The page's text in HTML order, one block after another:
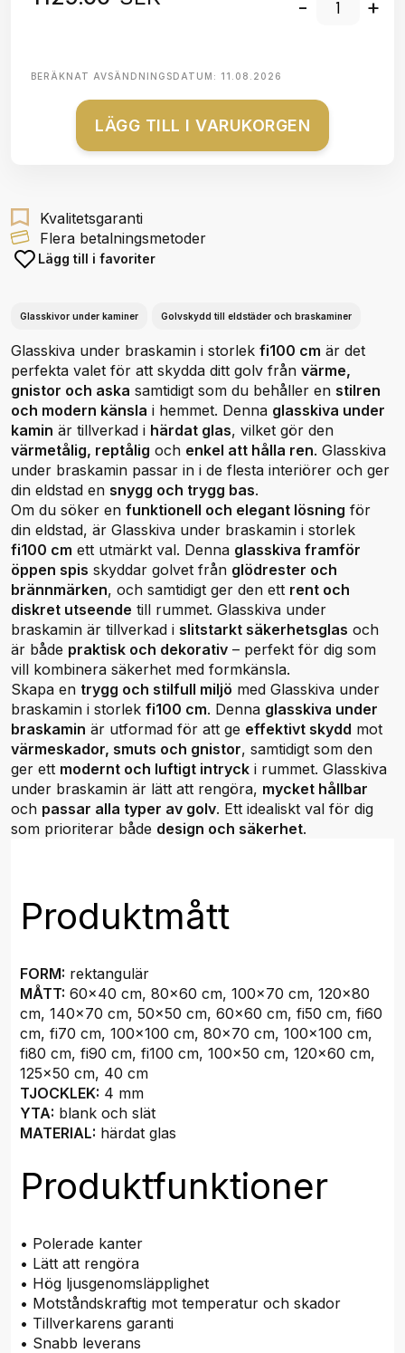
- +
BERÄKNAT AVSÄNDNINGSDATUM: 11.08.2026
LÄGG TILL I VARUKORGEN
Kvalitetsgaranti
Flera betalningsmetoder
Lägg till i favoriter
Glasskivor under kaminer Golvskydd till eldstäder och braskaminer
Glasskiva under braskamin i storlek fi100 cm är det
perfekta valet för att skydda ditt golv från värme,
gnistor och aska samtidigt som du behåller en stilren
och modern känsla i hemmet. Denna glasskiva under
kamin är tillverkad i härdat glas, vilket gör den
värmetålig, reptålig och enkel att hålla ren. Glasskiva
under braskamin passar in i de flesta interiörer och ger
din eldstad en snygg och trygg bas.
Om du söker en funktionell och elegant lösning för
din eldstad, är Glasskiva under braskamin i storlek
fi100 cm ett utmärkt val. Denna glasskiva framför
öppen spis skyddar golvet från glödrester och
brännmärken, och samtidigt ger den ett rent och
diskret utseende till rummet. Glasskiva under
braskamin är tillverkad i slitstarkt säkerhetsglas och
är både praktisk och dekorativ – perfekt för dig som
vill kombinera säkerhet med formkänsla.
Skapa en trygg och stilfull miljö med Glasskiva under
braskamin i storlek fi100 cm. Denna glasskiva under
braskamin är utformad för att ge effektivt skydd mot
värmeskador, smuts och gnistor, samtidigt som den
ger ett modernt och luftigt intryck i rummet. Glasskiva
under braskamin är lätt att rengöra, mycket hållbar
och passar alla typer av golv. Ett idealiskt val för dig
som prioriterar både design och säkerhet.
Produktmått
FORM: rektangulär
MÅTT: 60x40 cm, 80x60 cm, 100x70 cm, 120x80
cm, 140x70 cm, 50x50 cm, 60x60 cm, fi50 cm, fi60
cm, fi70 cm, 100x100 cm, 80x70 cm, 100x100 cm,
fi80 cm, fi90 cm, fi100 cm, 100x50 cm, 120x60 cm,
125x50 cm, 40 cm
TJOCKLEK: 4 mm
YTA: blank och slät
MATERIAL: härdat glas
Produktfunktioner
• Polerade kanter
• Lätt att rengöra
• Hög ljusgenomsläpplighet
• Motståndskraftig mot temperatur och skador
• Tillverkarens garanti
• Snabb leverans